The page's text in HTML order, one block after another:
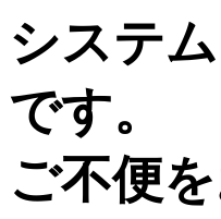
システ
です。
ご不便